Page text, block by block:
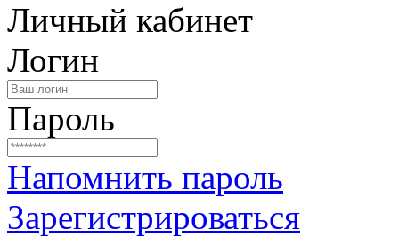
Личный кабинет
Логин
Пароль
Напомнить пароль
Зарегистрироваться